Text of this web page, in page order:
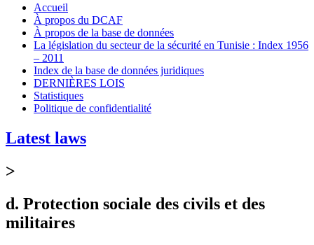
Accueil
À propos du DCAF
À propos de la base de données
La législation du secteur de la sécurité en Tunisie : Index 1956
– 2011
Index de la base de données juridiques
DERNIÈRES LOIS
Statistiques
Politique de confidentialité
Latest laws
>
d. Protection sociale des civils et des
militaires